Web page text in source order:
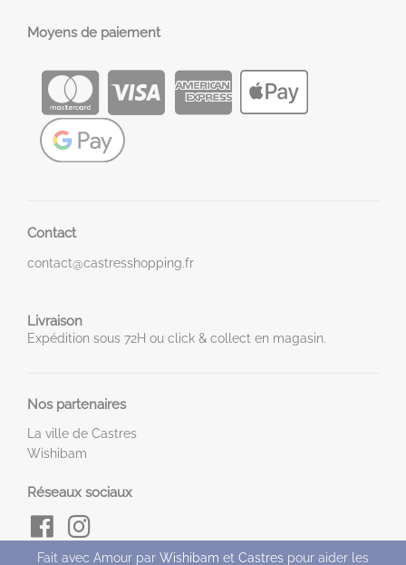
Moyens de paiement
Contact
contact@castresshopping.fr
Livraison
Expédition sous 72H ou click & collect en magasin.
Nos partenaires
La ville de Castres
Wishibam
Réseaux sociaux
Fait avec Amour par Wishibam et Castres pour aider les